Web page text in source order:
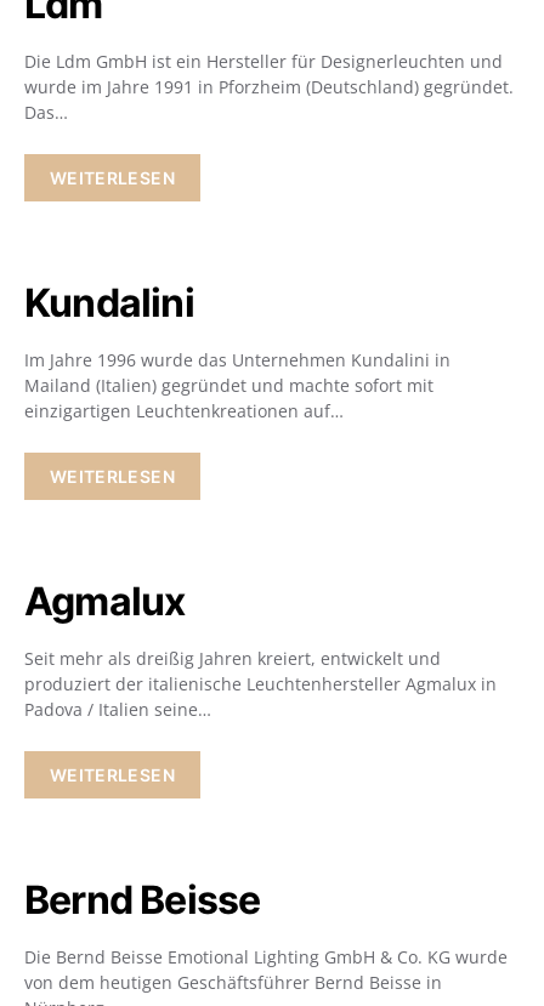
Die Ldm GmbH ist ein Hersteller für Designerleuchten und
wurde im Jahre 1991 in Pforzheim (Deutschland) gegründet.
Das…
WEITERLESEN
Kundalini
Im Jahre 1996 wurde das Unternehmen Kundalini in
Mailand (Italien) gegründet und machte sofort mit
einzigartigen Leuchtenkreationen auf…
WEITERLESEN
Agmalux
Seit mehr als dreißig Jahren kreiert, entwickelt und
produziert der italienische Leuchtenhersteller Agmalux in
Padova / Italien seine…
WEITERLESEN
Bernd Beisse
Die Bernd Beisse Emotional Lighting GmbH & Co. KG wurde
von dem heutigen Geschäftsführer Bernd Beisse in